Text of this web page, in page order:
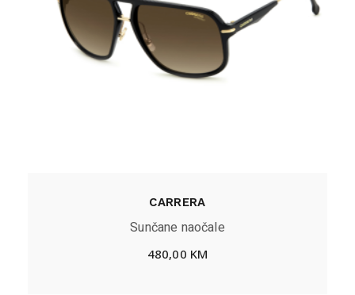
CARRERA
Sunčane naočale
480,00 KM